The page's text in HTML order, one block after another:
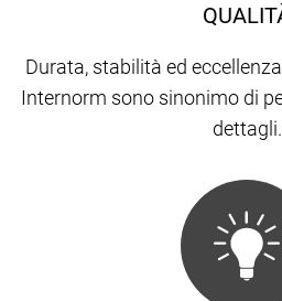
Durata, stabilità ed
Internorm sono sinonimo di
dettagli.